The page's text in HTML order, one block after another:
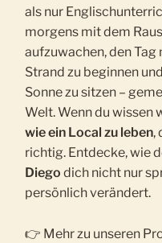
als nur
morgens mit dem
aufzuwachen, den
Strand zu beginnen
Sonne zu sitzen –
Welt. Wenn du wissen
wie ein Local zu leben,
richtig. Entdecke, wie
Diego dich nicht nur
persönlich verändert.
👉 Mehr zu unseren